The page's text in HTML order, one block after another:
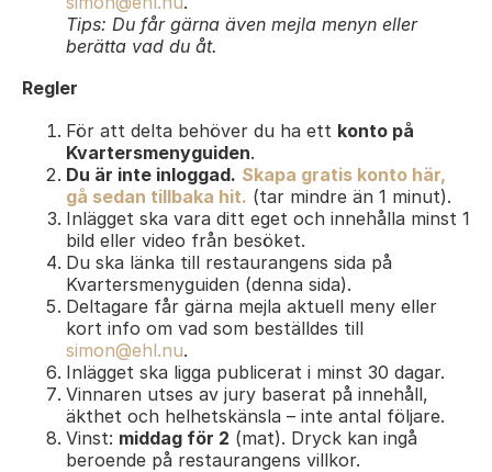
Tips: Du får gärna även mejla menyn eller
berätta vad du åt.
Regler
För att delta behöver du ha ett konto på
Kvartersmenyguiden.
Du är inte inloggad. Skapa gratis konto här,
gå sedan tillbaka hit. (tar mindre än 1 minut).
Inlägget ska vara ditt eget och innehålla minst 1
bild eller video från besöket.
Du ska länka till restaurangens sida på
Kvartersmenyguiden (denna sida).
Deltagare får gärna mejla aktuell meny eller
kort info om vad som beställdes till
simon@ehl.nu.
Inlägget ska ligga publicerat i minst 30 dagar.
Vinnaren utses av jury baserat på innehåll,
äkthet och helhetskänsla – inte antal följare.
Vinst: middag för 2 (mat). Dryck kan ingå
beroende på restaurangens villkor.